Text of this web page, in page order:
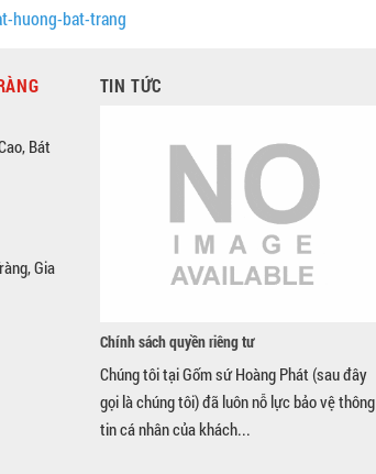
huong-bat-trang
Bát
Gia
TIN TỨC
Chính sách quyền riêng tư
Chúng tôi tại Gốm sứ Hoàng Phát (sau đây
gọi là chúng tôi) đã luôn nỗ lực bảo vệ thông
tin cá nhân của khách...